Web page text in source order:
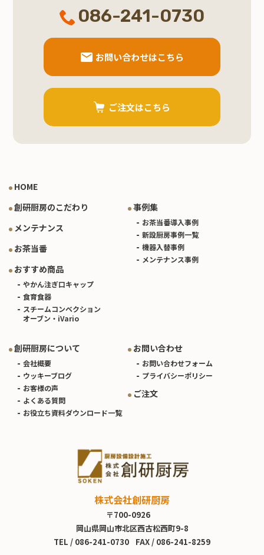
086-241-0730
お問い合わせはこちら
ご注文はこちら
HOME
創研厨房のこだわり
メンテナンス
お茶当番
おすすめ商品
やかん注ぎ口キャップ
食育食器
スチームコンベクション
オーブン・iVario
事例集
お茶当番導入事例
新設厨房事例一覧
機器入替事例
メンテナンス事例
創研厨房について
会社概要
ウッキーブログ
お客様の声
よくある質問
お役立ち資料ダウンロード一覧
お問い合わせ
お問い合わせフォーム
プライバシーポリシー
ご注文
株式会社創研厨房
〒700-0926
岡山県岡山市北区西古松西町9-8
TEL / 086-241-0730 FAX / 086-241-8259